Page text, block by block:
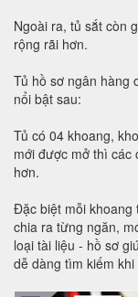
Ngoài ra, tủ sắt còn
rộng rãi hơn.
Tủ hồ sơ ngân hàng
nổi bật sau:
Tủ có 04 khoang,
mới được mở thì các
hơn.
Đặc biệt mỗi khoang
chia ra từng ngăn,
loại tài liệu - hồ sơ
dễ dàng tìm kiếm khi